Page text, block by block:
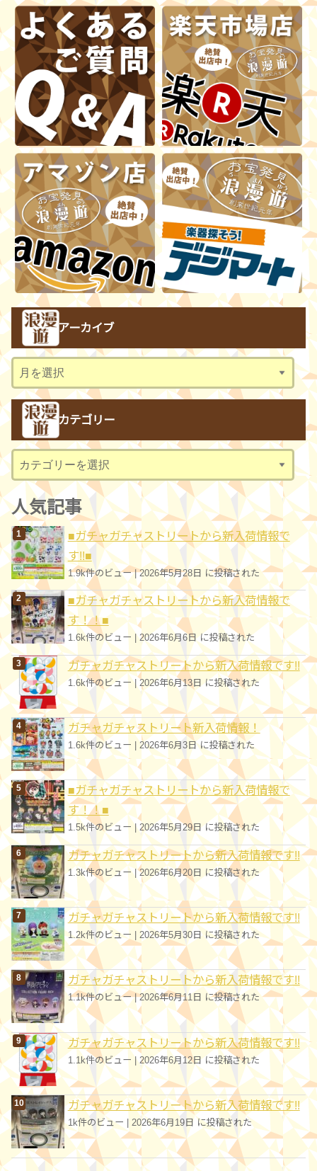
アーカイブ
ア
ー
カ
ブ
カテゴリー
テ
ゴ
リ
ー
人気記事
■ガチャガチャストリートから新入荷情報で
す!!■
1.9k件のビュー|2026年5月28日 に投稿された
■ガチャガチャストリートから新入荷情報で
す！！■
1.6k件のビュー |2026年6月6日 に投稿された
ガチャガチャストリートから新入荷情報です!!
1.6k件のビュー| 2026年6月13日 に投稿された
ガチャガチャストリート新入荷情報！
1.6k件のビュー 2026年6月3日 に投稿された
■ガチャガチャストリートから新入荷情報で
す！！■
1.5k件のビュー |2026年5月29日 に投稿された
ガチャガチャストリートから新入荷情報です!!
1.3k件のビュー|2026年6月20日 に投稿された
ガチャガチャストリートから新入荷情報です!!
1.2k件のビュー 2026年5月30日 に投稿された
ガチャガチャストリートから新入荷情報です!!
1.1k件のビュー|2026年6月11日 に投稿された
ガチャガチャストリートから新入荷情報です!!
1.1k件のビュー |2026年6月12日 に投稿された
ガチャガチャストリートから新入荷情報です!!
1k件のビュー 2026年6月19日 に投稿された